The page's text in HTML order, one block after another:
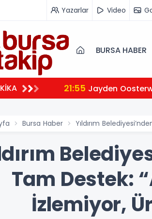
Yazarlar Video
BURSA HABER
21:55 Jayden
Bursa Haber Yıldırım
Tam Destek:
İzlemiyor,